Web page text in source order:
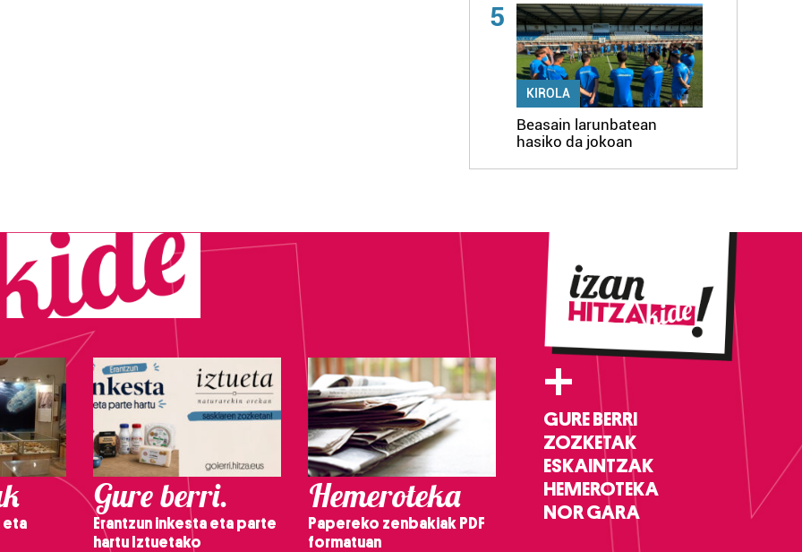
5
KIROLA
Beasain larunbatean
hasiko da jokoan
eta
Gure berri.
Erantzun inkesta eta parte
hartu Iztuetako
Hemeroteka
Papereko zenbakiak PDF
formatuan
+
GURE BERRI
ZOZKETAK
ESKAINTZAK
HEMEROTEKA
NOR GARA